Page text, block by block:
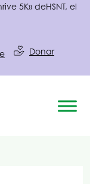
5K» deHSNT, el
Donar